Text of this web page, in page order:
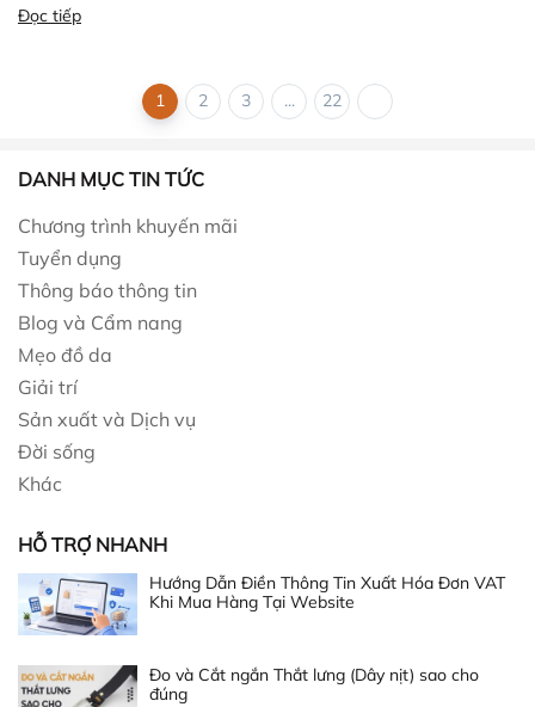
Đọc tiếp
1 2 3 ... 22
DANH MỤC TIN TỨC
Chương trình khuyến mãi
Tuyển dụng
Thông báo thông tin
Blog và Cẩm nang
Mẹo đồ da
Giải trí
Sản xuất và Dịch vụ
Đời sống
Khác
HỖ TRỢ NHANH
Hướng Dẫn Điền Thông Tin Xuất Hóa Đơn VAT
Khi Mua Hàng Tại Website
Đo và Cắt ngắn Thắt lưng (Dây nịt) sao cho
đúng